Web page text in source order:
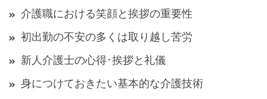
介護職における笑顔と挨拶の重要性
初出勤の不安の多くは取り越し苦労
新人介護士の心得･挨拶と礼儀
身につけておきたい基本的な介護技術